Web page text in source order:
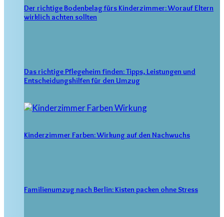
Der richtige Bodenbelag fürs Kinderzimmer: Worauf Eltern
wirklich achten sollten
Das richtige Pflegeheim finden: Tipps, Leistungen und
Entscheidungshilfen für den Umzug
Kinderzimmer Farben: Wirkung auf den Nachwuchs
Familienumzug nach Berlin: Kisten packen ohne Stress